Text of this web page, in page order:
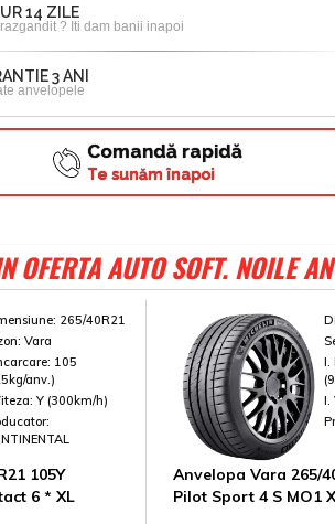
14 ZILE
? Iti dam banii inapoi
3 ANI
anvelopele
Comandă rapidă
Te sunăm înapoi
AUTO SOFT. NOILE
265/40R21
Vara
105
anv.)
Y (300km/h)
105Y
6 * XL
I.
I.
Anvelopa Vara 265/
Pilot Sport 4 S MO1